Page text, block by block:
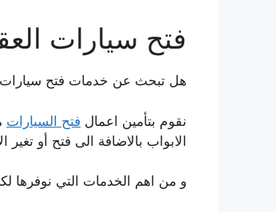
فتح سيارات
هل تبحث عن خدمات فتح سيارات
نقوم بتأمين اعمال فتح السيارات
الابواب بالاضافة الى فتح أو تغير
و من اهم الخدمات التي نوفرها